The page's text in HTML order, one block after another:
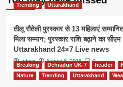
Trending
Uttarakhand
तीलू रौतेली पुरस्कार से 13 महिलाएं
मिला सम्मान; पुरस्कार राशि बढ़ाने का
Uttarakhand 24×7 Live news
admin August 8, 2026 0
Breaking Dehradun UK-7 header
Nature
Trending Uttarakhand